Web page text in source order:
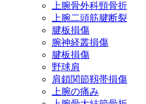
上腕骨外科頸骨折
上腕二頭筋腱断裂
腱板損傷
腕神経叢損傷
腱板損傷
野球肩
肩鎖関節靱帯損傷
上腕の痛み